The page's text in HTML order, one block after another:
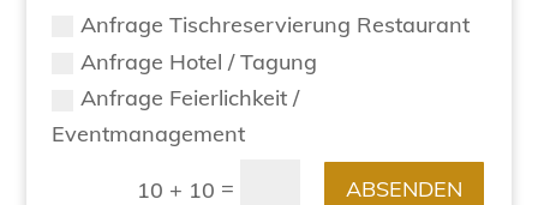
Anfrage Tischreservierung Restaurant
Anfrage Hotel / Tagung
Anfrage Feierlichkeit /
Eventmanagement
10 + 10 = ABSENDEN